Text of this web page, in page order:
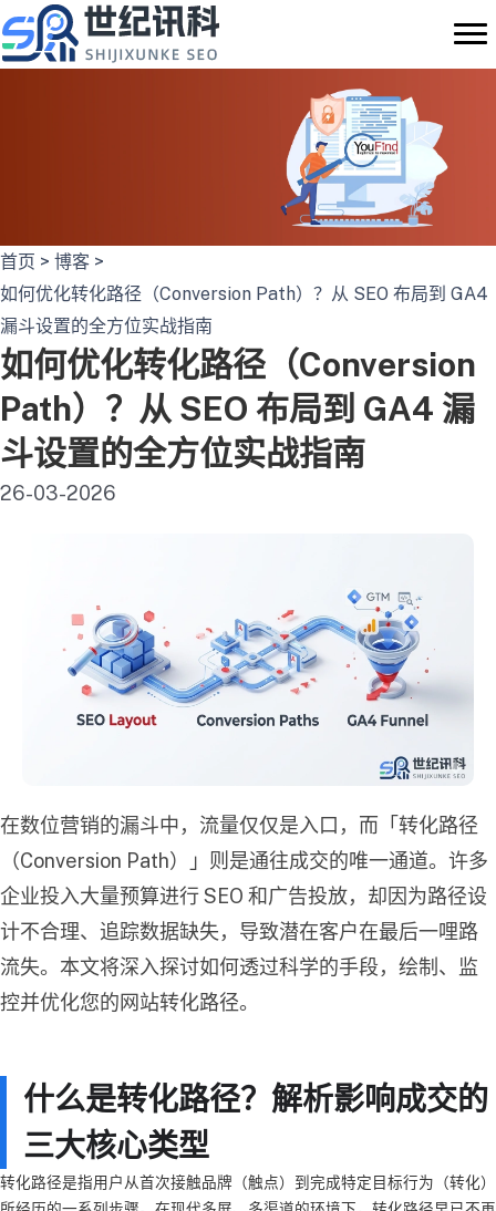
至
内
首页 > 博客 >
如何优化转化路径（Conversion Path）？从 SEO 布局到 GA4
漏斗设置的全方位实战指南
如何优化转化路径（Conversion
Path）？从 SEO 布局到 GA4 漏
斗设置的全方位实战指南
26-03-2026
在数位营销的漏斗中，流量仅仅是入口，而「转化路径
（Conversion Path）」则是通往成交的唯一通道。许多
企业投入大量预算进行 SEO 和广告投放，却因为路径设
计不合理、追踪数据缺失，导致潜在客户在最后一哩路
流失。本文将深入探讨如何透过科学的手段，绘制、监
控并优化您的网站转化路径。
什么是转化路径？解析影响成交的
三大核心类型
转化路径是指用户从首次接触品牌（触点）到完成特定目标行为（转化）